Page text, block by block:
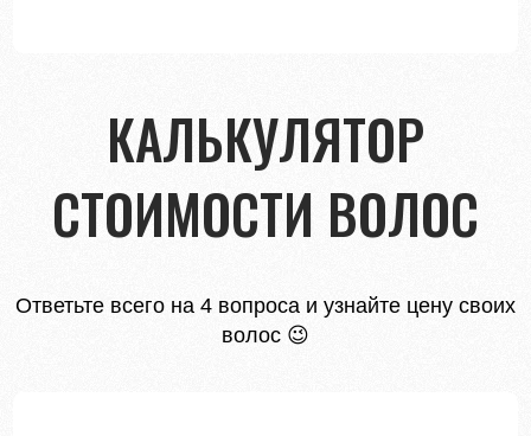
КАЛЬКУЛЯТОР
СТОИМОСТИ ВОЛОС
Ответьте всего на 4 вопроса и узнайте цену своих
волос 😉